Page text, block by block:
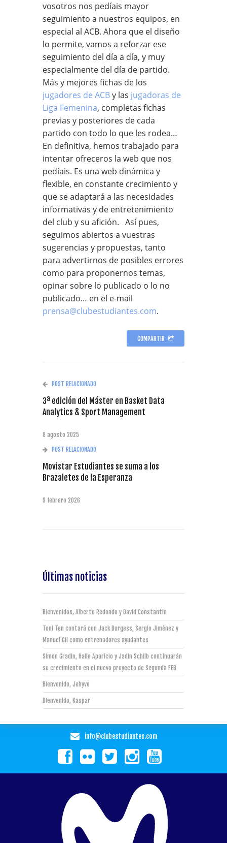
vosotros nos pedíais mayor
seguimiento a nuestros equipos, en
especial al ACB. Ahora que el diseño
lo permite, vamos a reforzar ese
seguimiento del día a día, y muy
especialmente del día de partido.
Más y mejores fichas de los
jugadores de ACBy las jugadoras de
Liga Femenina, completas fichas
previas y posteriores de cada
partido con todo lo que les rodea…
En definitiva, hemos trabajado para
intentar ofreceros la web que nos
pedíais. Es una web dinámica y
flexible, en constante crecimiento y
que se adaptará a las necesidades
informativas y de entretenimiento
del club y su afición. Así pues,
seguimos abiertos a vuestras
sugerencias y propuestas, tanto
para advertirnos de posibles errores
como para proponernos temas,
opinar sobre lo publicado o lo no
publicado… en el e-mail
prensa@clubestudiantes.com.
COMPARTIR
POST RELACIONADO
3ª edición del Máster en Basket Data
Analytics & Sport Management
8 agosto 2025
POST RELACIONADO
Movistar Estudiantes se suma a los
Brazaletes de la Esperanza
9 febrero 2026
Últimas noticias
Bienvenidos, Alberto Redondo y David Constantin
Toni Ten contará con Jack Burgess, Sergio Jiménez y
Manuel Gil como entrenadores ayudantes
Simon Gradin, Haile Aparicio y Jadin Schilb continuarán
su crecimiento en el nuevo proyecto de Segunda FEB
Bienvenido, Jehyve
Bienvenido, Kaspar
info@clubestudiantes.com